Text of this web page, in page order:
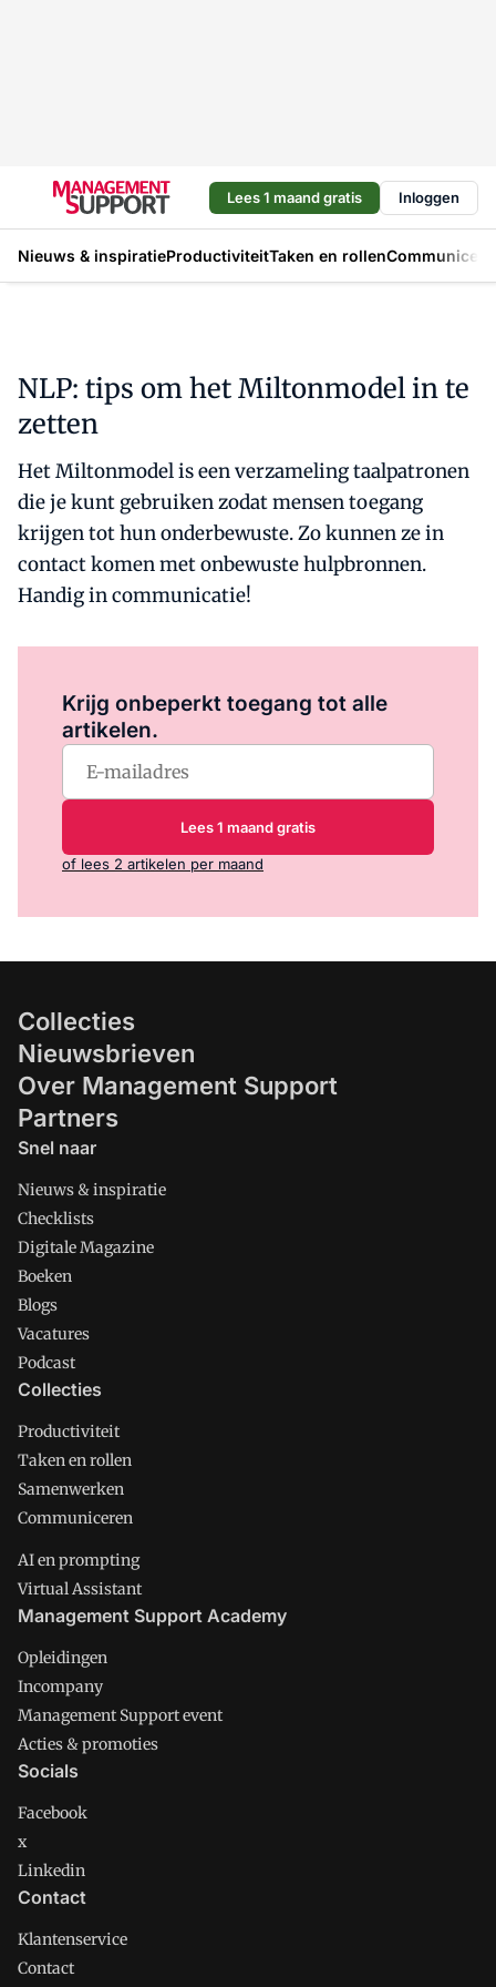
Lees 1 maand gratis Inloggen
Nieuws & inspiratieProductiviteitTaken en rollen
NLP: tips om het Miltonmodel in te
zetten
Het Miltonmodel is een verzameling taalpatronen
die je kunt gebruiken zodat mensen toegang
krijgen tot hun onderbewuste. Zo kunnen ze in
contact komen met onbewuste hulpbronnen.
Handig in communicatie!
Krijg onbeperkt toegang tot alle
artikelen.
Lees 1 maand gratis
of lees 2 artikelen per maand
Collecties
Nieuwsbrieven
Over Management Support
Partners
Snel naar
Nieuws & inspiratie
Checklists
Digitale Magazine
Boeken
Blogs
Vacatures
Podcast
Collecties
Productiviteit
Taken en rollen
Samenwerken
Communiceren
AI en prompting
Virtual Assistant
Management Support Academy
Opleidingen
Incompany
Management Support event
Acties & promoties
Socials
Facebook
x
Linkedin
Contact
Klantenservice
Contact